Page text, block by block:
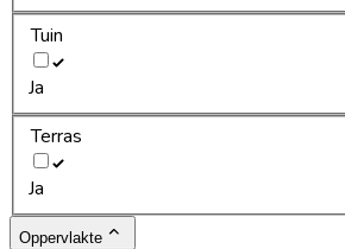
Tuin
Ja
Terras
Ja
Oppervlakte